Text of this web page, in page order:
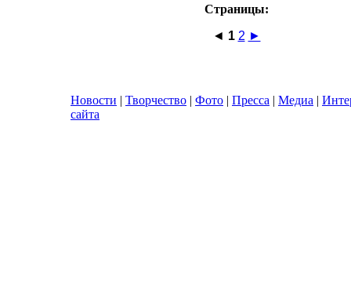
Страницы:
◄ 1 2 ►
Новости | Творчество | Фото | Пресса | Медиа |
сайта